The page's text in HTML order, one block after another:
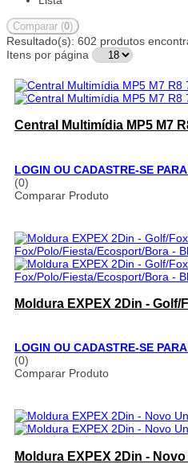
Preto Fosco c/ Friso Prata
Black Piano c/ Friso Prata(2)
Adaptador de Moldura(4)
Pionner(10)
8 Polegadas(10)
7 Polegadas(5)
CarPlay (2)
10 Polegadas
Universal(8)
Diamond X
EVO(1)
MP5(2)
Champagne(2)
Tury (16)
Comparar (0)
Resultado(s): 602 produtos
Itens por página
Central Multimídia MP5 M7
LOGIN OU CADASTRE-SE
(0)
Comparar Produto
Moldura EXPEX 2Din -
LOGIN OU CADASTRE-SE
(0)
Comparar Produto
Moldura EXPEX 2Din -